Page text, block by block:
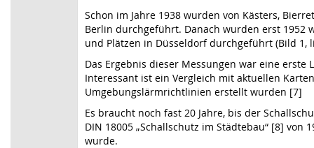
Schon im Jahre 1938 wurden von Kästers,
Berlin durchgeführt. Danach wurden erst 1952
und Plätzen in Düsseldorf durchgeführt (Bild 1,
Das Ergebnis dieser Messungen war eine erste
Interessant ist ein Vergleich mit aktuellen
Umgebungslärmrichtlinien erstellt wurden [7]
Es braucht noch fast 20 Jahre, bis der
DIN 18005 „Schallschutz im Städtebau“ [8]
wurde.